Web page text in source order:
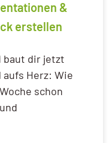
&
erstellen
baut dir jetzt
Herz: Wie
schon